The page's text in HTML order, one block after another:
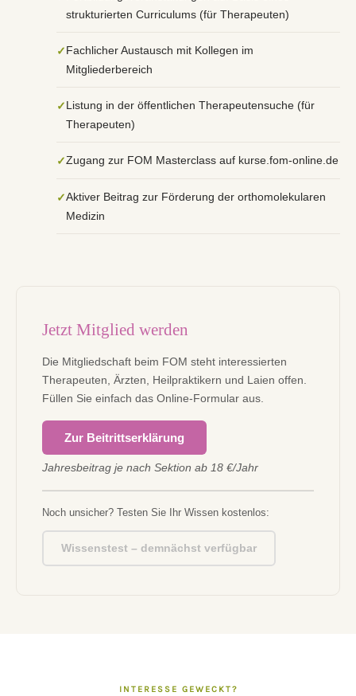
strukturierten Curriculums (für Therapeuten)
Fachlicher Austausch mit Kollegen im
Mitgliederbereich
Listung in der öffentlichen Therapeutensuche (für
Therapeuten)
Zugang zur FOM Masterclass auf kurse.fom-online.de
Aktiver Beitrag zur Förderung der orthomolekularen
Medizin
Jetzt Mitglied werden
Die Mitgliedschaft beim FOM steht interessierten
Therapeuten, Ärzten, Heilpraktikern und Laien offen.
Füllen Sie einfach das Online-Formular aus.
Zur Beitrittserklärung
Jahresbeitrag je nach Sektion ab 18 €/Jahr
Noch unsicher? Testen Sie Ihr Wissen kostenlos:
Wissenstest – demnächst verfügbar
INTERESSE GEWECKT?